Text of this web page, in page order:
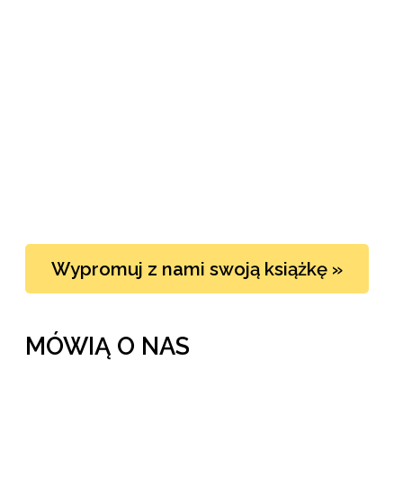
Wypromuj z nami swoją książkę »
MÓWIĄ O NAS